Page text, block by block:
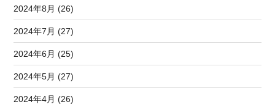
2024年8月 (26)
2024年7月 (27)
2024年6月 (25)
2024年5月 (27)
2024年4月 (26)